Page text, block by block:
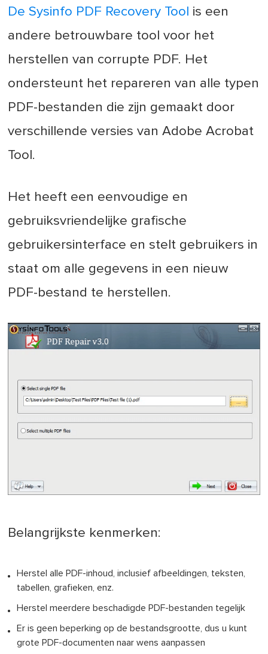
De Sysinfo PDF Recovery Tool is een
andere betrouwbare tool voor het
herstellen van corrupte PDF. Het
ondersteunt het repareren van alle typen
PDF-bestanden die zijn gemaakt door
verschillende versies van Adobe Acrobat
Tool.
Het heeft een eenvoudige en
gebruiksvriendelijke grafische
gebruikersinterface en stelt gebruikers in
staat om alle gegevens in een nieuw
PDF-bestand te herstellen.
Belangrijkste kenmerken:
Herstel alle PDF-inhoud, inclusief afbeeldingen, teksten,
tabellen, grafieken, enz.
Herstel meerdere beschadigde PDF-bestanden tegelijk
Er is geen beperking op de bestandsgrootte, dus u kunt
grote PDF-documenten naar wens aanpassen